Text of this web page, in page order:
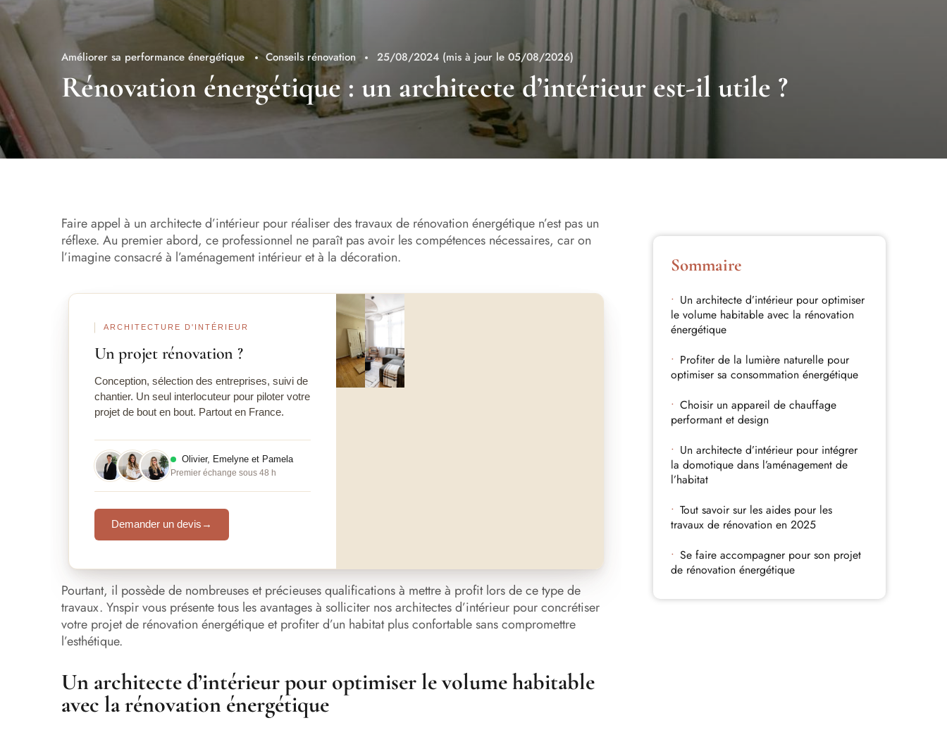
Améliorer sa performance énergétique Conseils rénovation 25/08/2024 (mis à jour le 05/08/2026)
Rénovation énergétique : un architecte d’intérieur est-il utile ?
Faire appel à un architecte d’intérieur pour réaliser des travaux de rénovation énergétique n’est pas un
réflexe. Au premier abord, ce professionnel ne paraît pas avoir les compétences nécessaires, car on
l’imagine consacré à l’aménagement intérieur et à la décoration.
ARCHITECTURE D'INTÉRIEUR
Un projet rénovation ?
Conception, sélection des entreprises, suivi de
chantier. Un seul interlocuteur pour piloter votre
projet de bout en bout. Partout en France.
Olivier, Emelyne et Pamela
Premier échange sous 48 h
Demander un devis →
Après
Pourtant, il possède de nombreuses et précieuses qualifications à mettre à profit lors de ce type de
travaux. Ynspir vous présente tous les avantages à solliciter nos architectes d’intérieur pour concrétiser
votre projet de rénovation énergétique et profiter d’un habitat plus confortable sans compromettre
l’esthétique.
Un architecte d’intérieur pour optimiser le volume habitable
avec la rénovation énergétique
Sommaire
Un architecte d’intérieur pour optimiser
le volume habitable avec la rénovation
énergétique
Profiter de la lumière naturelle pour
optimiser sa consommation énergétique
Choisir un appareil de chauffage
performant et design
Un architecte d’intérieur pour intégrer
la domotique dans l’aménagement de
l’habitat
Tout savoir sur les aides pour les
travaux de rénovation en 2025
Se faire accompagner pour son projet
de rénovation énergétique